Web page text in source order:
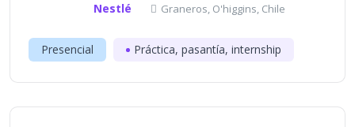
Nestlé Graneros, O'higgins, Chile
Presencial Práctica, pasantía, internship